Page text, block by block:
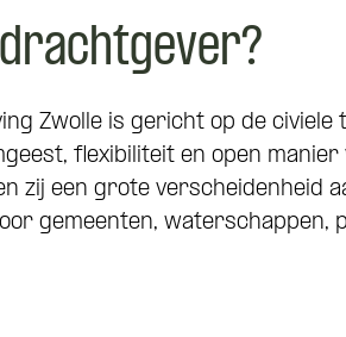
Zwolle is gericht op de
flexibiliteit en open
zij een grote verscheidenheid
gemeenten,